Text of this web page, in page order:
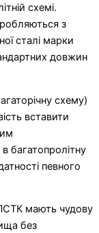
схемі.
з
сталі марки
довжин
схему)
вставити
багатопролітну
певного
мають чудову
без